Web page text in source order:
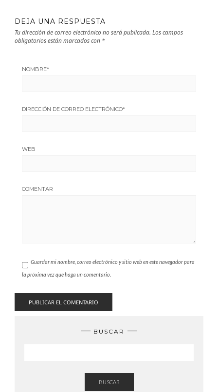
DEJA UNA RESPUESTA
Tu dirección de correo electrónico no será publicada. Los campos
obligatorios están marcados con *
NOMBRE*
DIRECCIÓN DE CORREO ELECTRÓNICO*
WEB
COMENTAR
Guardar mi nombre, correo electrónico y sitio web en este navegador para
la próxima vez que haga un comentario.
BUSCAR
BUSCAR